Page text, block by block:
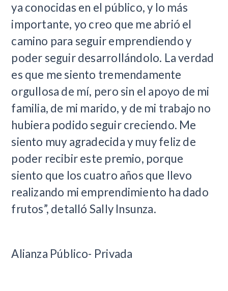
ya conocidas en el público, y lo más
importante, yo creo que me abrió el
camino para seguir emprendiendo y
poder seguir desarrollándolo. La verdad
es que me siento tremendamente
orgullosa de mí, pero sin el apoyo de mi
familia, de mi marido, y de mi trabajo no
hubiera podido seguir creciendo. Me
siento muy agradecida y muy feliz de
poder recibir este premio, porque
siento que los cuatro años que llevo
realizando mi emprendimiento ha dado
frutos”, detalló Sally Insunza.
Alianza Público- Privada